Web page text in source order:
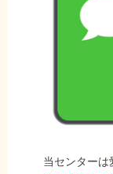
当センターは